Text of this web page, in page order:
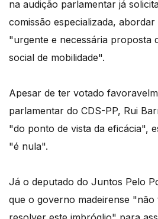
na audição parlamentar já
comissão especializada,
"urgente e necessária proposta
social de mobilidade".
Apesar de ter votado
parlamentar do CDS-PP, Rui
"do ponto de vista da eficácia",
"é nula".
Já o deputado do Juntos Pelo
que o governo madeirense "não